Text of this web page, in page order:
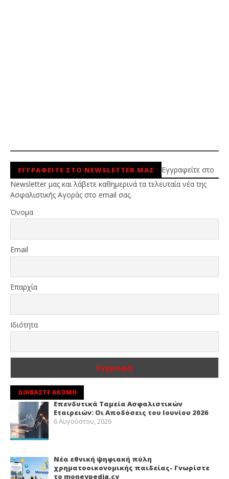
ΕΓΓΡΑΦΕΙΤΕ ΣΤΟ NEWSLETTER ΜΑΣ
Εγγραφείτε στο
Newsletter μας και λάβετε καθημερινά τα τελευταία νέα της
Ασφαλιστικής Αγοράς στο email σας.
Όνομα
Email
Επαρχία
Ιδιότητα
ΔΙΑΒΑΣΤΕ ΑΚΟΜΗ
Επενδυτικά Ταμεία Ασφαλιστικών
Εταιρειών: Οι Αποδόσεις του Ιουνίου 2026
6 Αυγούστου, 2026
Νέα εθνική ψηφιακή πύλη
χρηματοοικονομικής παιδείας- Γνωρίστε
το moneypedia.cy